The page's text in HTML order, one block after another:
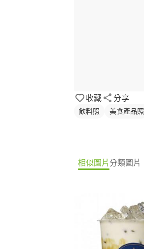
收藏 分享
飲料照 美食產品照
相似圖片分類圖片